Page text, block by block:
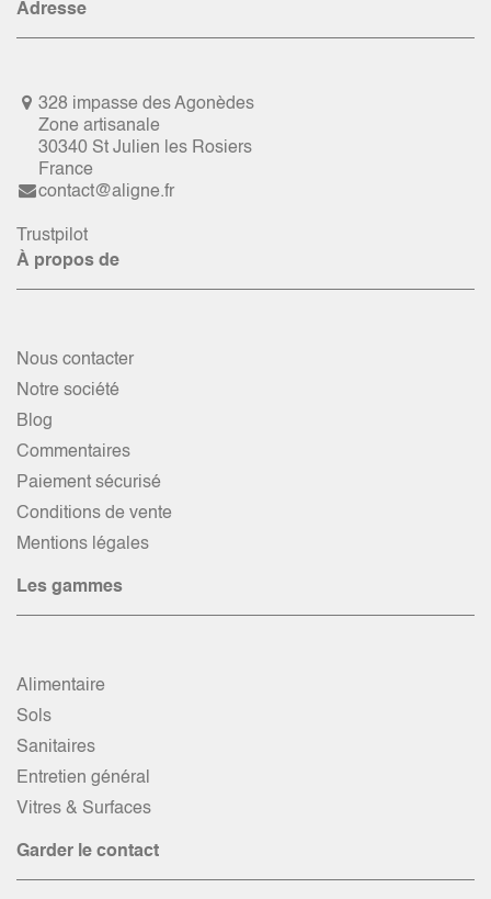
Adresse
328 impasse des Agonèdes
Zone artisanale
30340 St Julien les Rosiers
France
contact@aligne.fr
Trustpilot
À propos de
Nous contacter
Notre société
Blog
Commentaires
Paiement sécurisé
Conditions de vente
Mentions légales
Les gammes
Alimentaire
Sols
Sanitaires
Entretien général
Vitres & Surfaces
Garder le contact